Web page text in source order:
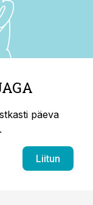
päeva
Liitun